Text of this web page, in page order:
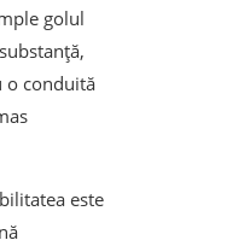
golul
o conduită
este